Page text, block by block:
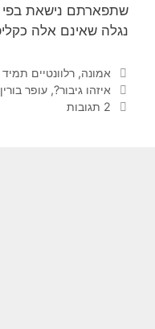
שתפארתם נישאת בפי
נגלה שאינם אלה
קטגוריות
אמונה, רלוונטיים תמיד
תגיות
איזהו גיבור?, עופר בורין
2 תגובות